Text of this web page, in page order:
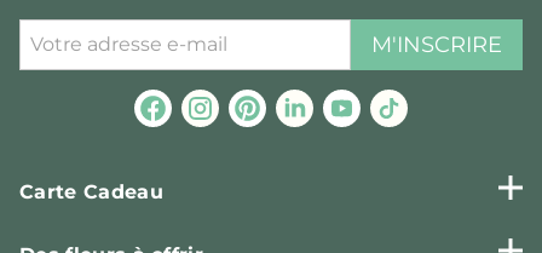
M'INSCRIRE
Carte Cadeau